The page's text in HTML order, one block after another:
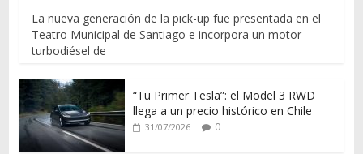
La nueva generación de la pick-up fue presentada en el
Teatro Municipal de Santiago e incorpora un motor
turbodiésel de
“Tu Primer Tesla”: el Model 3 RWD
llega a un precio histórico en Chile
31/07/2026 0